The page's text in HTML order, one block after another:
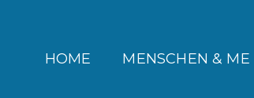
HOME MENSCHEN & ME